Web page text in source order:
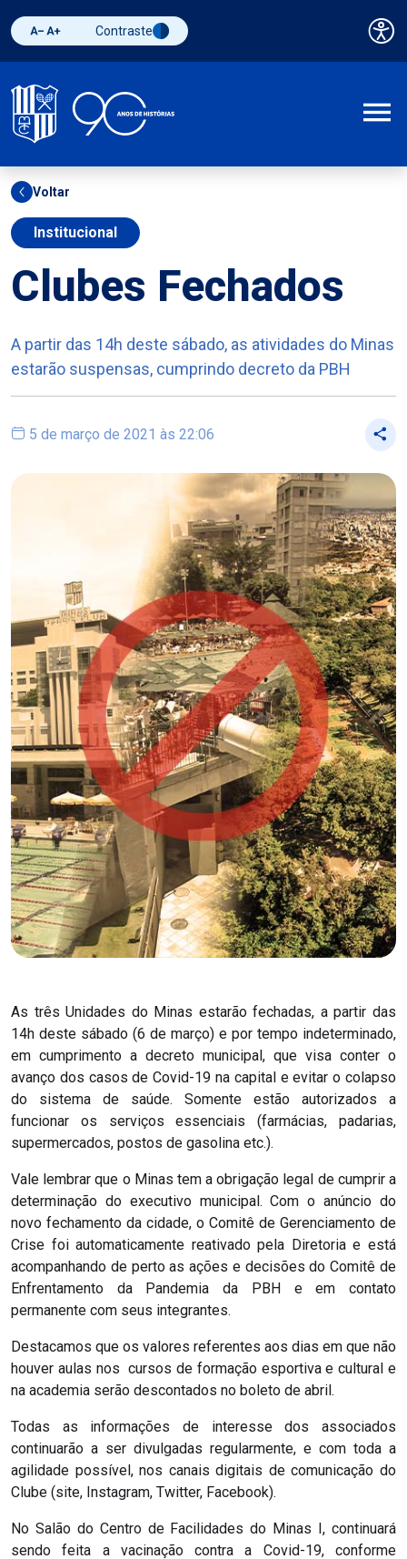
Diminuir fonte
Aumentar fonteAlternar contraste
Contraste
Voltar
Institucional
Clubes Fechados
A partir das 14h deste sábado, as atividades do Minas
estarão suspensas, cumprindo decreto da PBH
5 de março de 2021 às 22:06
As três Unidades do Minas estarão fechadas, a partir das
14h deste sábado (6 de março) e por tempo indeterminado,
em cumprimento a decreto municipal, que visa conter o
avanço dos casos de Covid-19 na capital e evitar o colapso
do sistema de saúde. Somente estão autorizados a
funcionar os serviços essenciais (farmácias, padarias,
supermercados, postos de gasolina etc.).
Vale lembrar que o Minas tem a obrigação legal de cumprir a
determinação do executivo municipal. Com o anúncio do
novo fechamento da cidade, o Comitê de Gerenciamento de
Crise foi automaticamente reativado pela Diretoria e está
acompanhando de perto as ações e decisões do Comitê de
Enfrentamento da Pandemia da PBH e em contato
permanente com seus integrantes.
Destacamos que os valores referentes aos dias em que não
houver aulas nos cursos de formação esportiva e cultural e
na academia serão descontados no boleto de abril.
Todas as informações de interesse dos associados
continuarão a ser divulgadas regularmente, e com toda a
agilidade possível, nos canais digitais de comunicação do
Clube (site, Instagram, Twitter, Facebook).
No Salão do Centro de Facilidades do Minas I, continuará
sendo feita a vacinação contra a Covid-19, conforme